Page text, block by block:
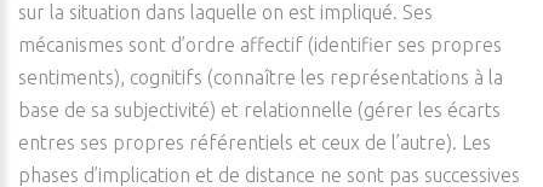
sur la situation dans laquelle on est impliqué. Ses
mécanismes sont d’ordre affectif (identifier ses propres
sentiments), cognitifs (connaître les représentations à la
base de sa subjectivité) et relationnelle (gérer les écarts
entres ses propres référentiels et ceux de l’autre). Les
phases d’implication et de distance ne sont pas successives